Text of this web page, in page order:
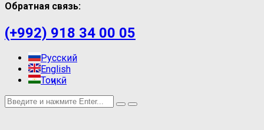
Обратная связь:
(+992) 918 34 00 05
Русский
English
Тоҷикӣ